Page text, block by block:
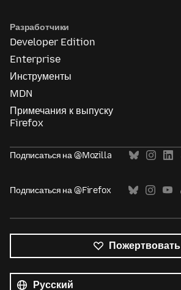
Разработчики
Developer Edition
Enterprise
Инструменты
MDN
Примечания к выпуску
Firefox
Подписаться на @Mozilla
Подписаться на @Firefox
Пожертвовать
языки
Язык